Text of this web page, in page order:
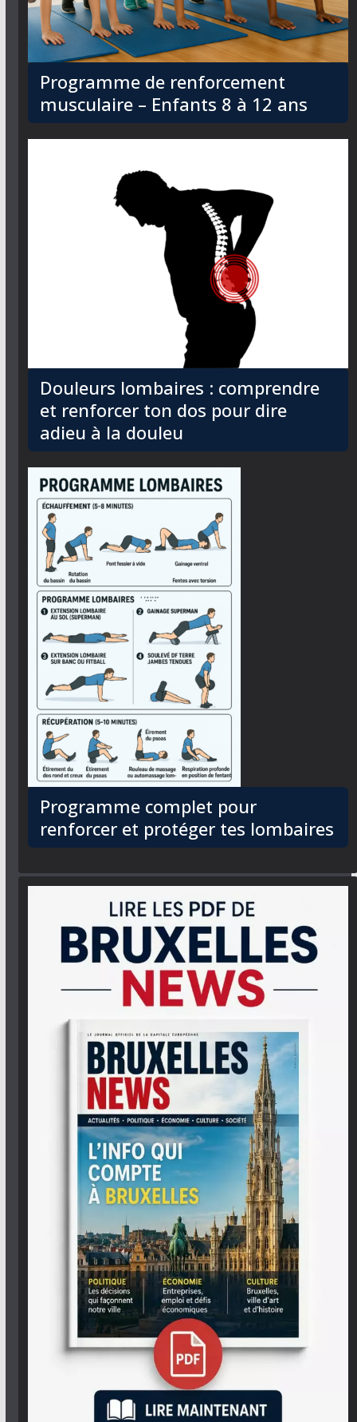
Programme de renforcement
musculaire – Enfants 8 à 12 ans
Douleurs lombaires : comprendre
et renforcer ton dos pour dire
adieu à la douleu
Programme complet pour
renforcer et protéger tes lombaires